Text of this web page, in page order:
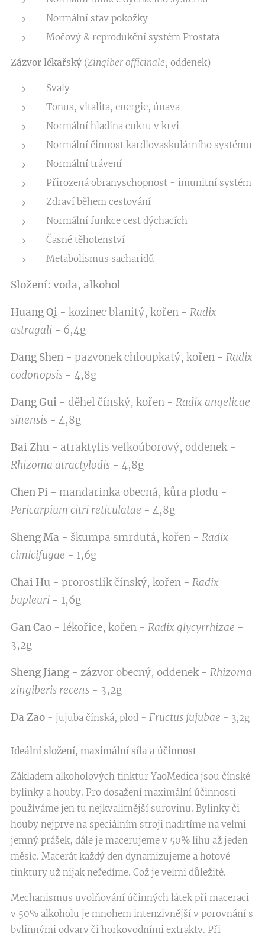
Normální stav pokožky
Močový & reprodukční systém Prostata
Zázvor lékařský (Zingiber officinale, oddenek)
Svaly
Tonus, vitalita, energie, únava
Normální hladina cukru v krvi
Normální činnost kardiovaskulárního systému
Normální trávení
Přirozená obranyschopnost - imunitní systém
Zdraví během cestování
Normální funkce cest dýchacích
Časné těhotenství
Metabolismus sacharidů
Složení: voda, alkohol
Huang Qi - kozinec blanitý, kořen - Radix
astragali - 6,4g
Dang Shen - pazvonek chloupkatý, kořen - Radix
codonopsis - 4,8g
Dang Gui - děhel čínský, kořen - Radix angelicae
sinensis - 4,8g
Bai Zhu - atraktylis velkoúborový, oddenek -
Rhizoma atractylodis - 4,8g
Chen Pi - mandarinka obecná, kůra plodu -
Pericarpium citri reticulatae - 4,8g
Sheng Ma - škumpa smrdutá, kořen - Radix
cimicifugae - 1,6g
Chai Hu - prorostlík čínský, kořen - Radix
bupleuri - 1,6g
Gan Cao - lékořice, kořen - Radix glycyrrhizae -
3,2g
Sheng Jiang - zázvor obecný, oddenek - Rhizoma
zingiberis recens - 3,2g
Da Zao - jujuba čínská, plod - Fructus jujubae - 3,2g
Ideální složení, maximální síla a účinnost
Základem alkoholových tinktur YaoMedica jsou čínské
bylinky a houby. Pro dosažení maximální účinnosti
používáme jen tu nejkvalitnější surovinu. Bylinky či
houby nejprve na speciálním stroji nadrtíme na velmi
jemný prášek, dále je macerujeme v 50% lihu až jeden
měsíc. Macerát každý den dynamizujeme a hotové
tinktury už nijak neředíme. Což je velmi důležité.
Mechanismus uvolňování účinných látek při maceraci
v 50% alkoholu je mnohem intenzivnější v porovnání s
bylinnými odvary či horkovodními extrakty. Při